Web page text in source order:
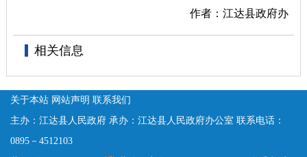
作者：江达县政府办
相关信息
关于本站 网站声明 联系我们
主办：江达县人民政府 承办：江达县人民政府办公室 联系电话：
0895－4512103